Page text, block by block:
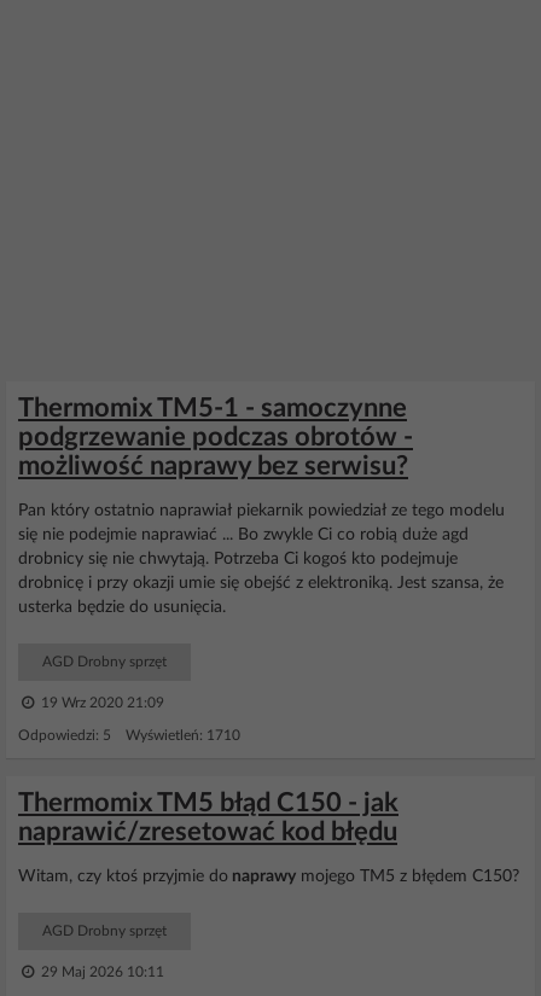
Thermomix TM5-1 - samoczynne
podgrzewanie podczas obrotów -
możliwość naprawy bez serwisu?
Pan który ostatnio naprawiał piekarnik powiedział ze tego modelu
się nie podejmie naprawiać ... Bo zwykle Ci co robią duże agd
drobnicy się nie chwytają. Potrzeba Ci kogoś kto podejmuje
drobnicę i przy okazji umie się obejść z elektroniką. Jest szansa, że
usterka będzie do usunięcia.
AGD Drobny sprzęt
19 Wrz 2020 21:09
Odpowiedzi: 5 Wyświetleń: 1710
Thermomix TM5 błąd C150 - jak
naprawić/zresetować kod błędu
Witam, czy ktoś przyjmie do naprawy mojego TM5 z błędem C150?
AGD Drobny sprzęt
29 Maj 2026 10:11